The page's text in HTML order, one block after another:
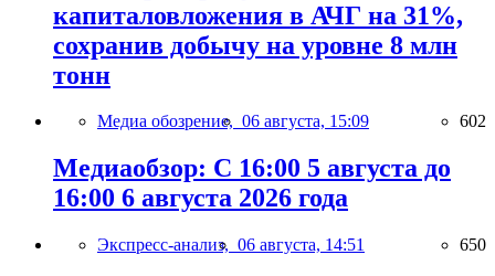
капиталовложения в АЧГ на 31%,
сохранив добычу на уровне 8 млн
тонн
Медиа обозрение, 06 августа, 15:09 602
Медиаобзор: С 16:00 5 августа до
16:00 6 августа 2026 года
Экспресс-анализ, 06 августа, 14:51 650